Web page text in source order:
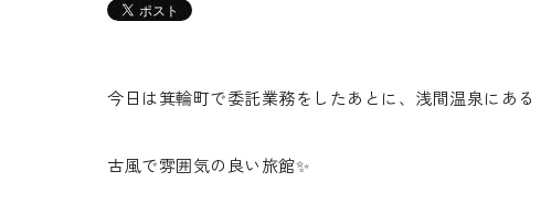
今日は箕輪町で委託業務をしたあとに、浅間温泉にあ
古風で雰囲気の良い旅館✨